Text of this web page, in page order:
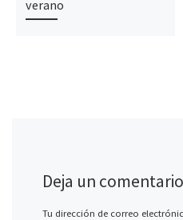
verano
Deja un comentario
Tu dirección de correo